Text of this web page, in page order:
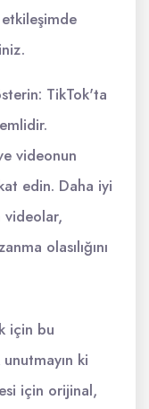
TikTok'ta
videonun
edin. Daha iyi
videolar,
olasılığını
için bu
ki
için orijinal,